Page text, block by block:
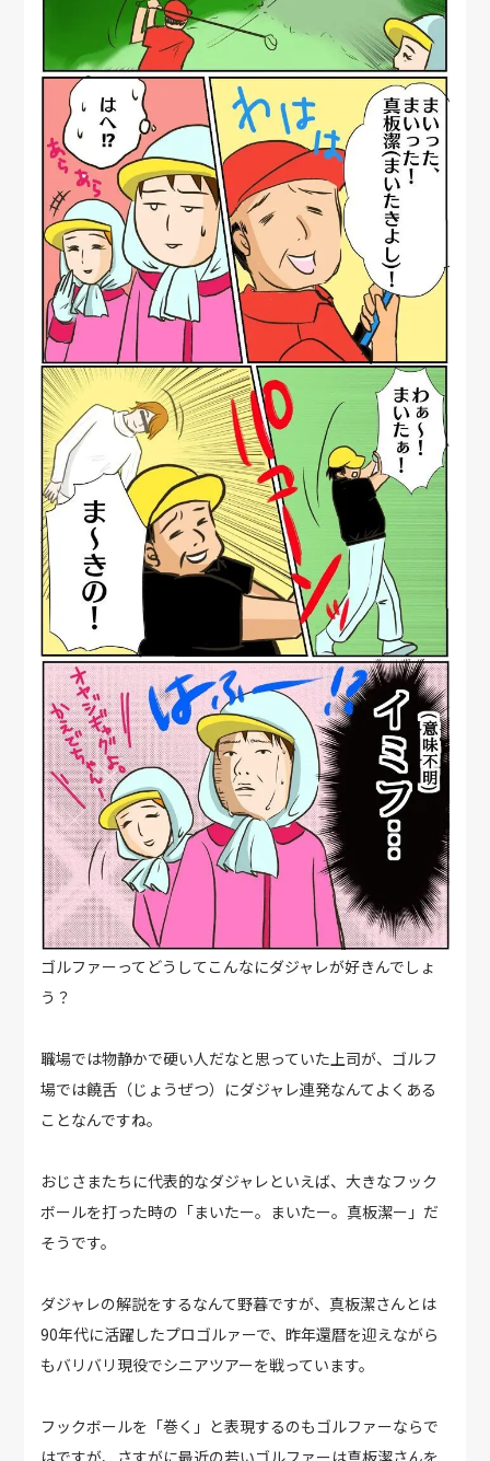
ゴルファーってどうしてこんなにダジャレが好きんでしょ
う？
職場では物静かで硬い人だなと思っていた上司が、ゴルフ
場では饒舌（じょうぜつ）にダジャレ連発なんてよくある
ことなんですね。
おじさまたちに代表的なダジャレといえば、大きなフック
ボールを打った時の「まいたー。まいたー。真板潔ー」だ
そうです。
ダジャレの解説をするなんて野暮ですが、真板潔さんとは
90年代に活躍したプロゴルァーで、昨年還暦を迎えながら
もバリバリ現役でシニアツアーを戦っています。
フックボールを「巻く」と表現するのもゴルファーならで